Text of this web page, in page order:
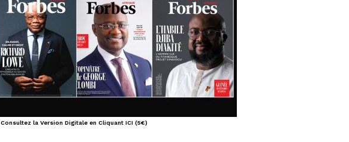
Consultez la Version Digitale en Cliquant ICI (5€)